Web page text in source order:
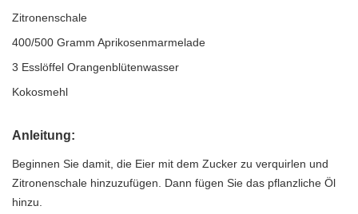
Zitronenschale
400/500 Gramm Aprikosenmarmelade
3 Esslöffel Orangenblütenwasser
Kokosmehl
Anleitung:
Beginnen Sie damit, die Eier mit dem Zucker zu verquirlen und
Zitronenschale hinzuzufügen. Dann fügen Sie das pflanzliche Öl
hinzu.